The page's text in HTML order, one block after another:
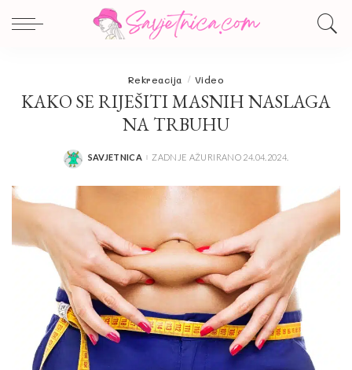
Rekreacija Video
KAKO SE RIJEŠITI MASNIH NASLAGA
NA TRBUHU
POSTED
SAVJETNICA ZADNJE AŽURIRANO 24.04.2024.